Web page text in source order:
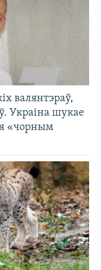
валянтэраў,
Украіна шукае
«чорным